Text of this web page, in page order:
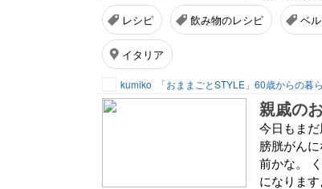
レシピ 飲み物のレシピ ベ
イタリア
kumiko 「おままごとSTYLE」60歳からの暮
親戚の
今日もま
膀胱がん
前かな。
になりま